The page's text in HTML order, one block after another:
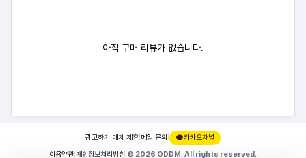
아직 구매 리뷰가 없습니다.
광고하기 매체 제휴 메일 문의 |
카카오채널
이용약관 개인정보처리방침 © 2026 ODDM. All rights reserved.